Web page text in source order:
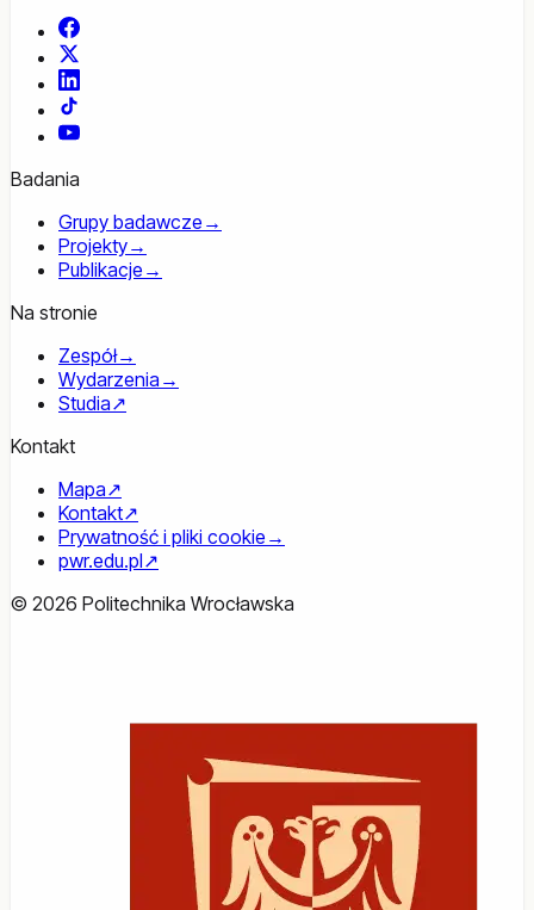
Facebook
YouTube
Badania
Grupy badawcze →
Projekty→
Publikacje →
Na stronie
Zespół→
Wydarzenia →
Studia↗
Kontakt
Mapa↗
Kontakt↗
Prywatność i pliki cookie →
pwr.edu.pl↗
© 2026 Politechnika Wrocławska